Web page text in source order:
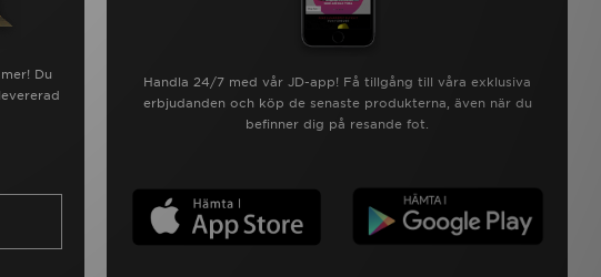
Du
Handla 24/7 med vår JD-app! Få tillgång till våra exklusiva
erbjudanden och köp de senaste produkterna, även när du
befinner dig på resande fot.